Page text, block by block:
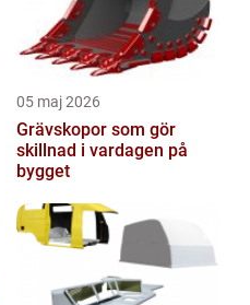
05 maj 2026
Grävskopor som gör
skillnad i vardagen på
bygget